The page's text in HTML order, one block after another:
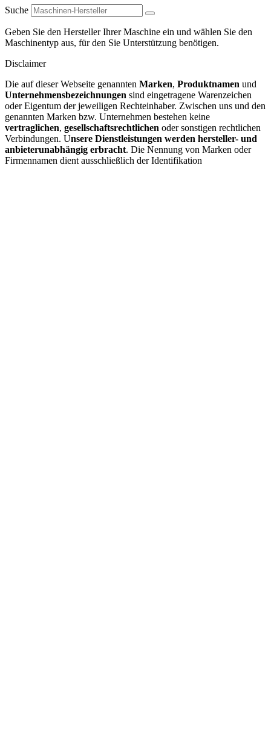
Suche
Geben Sie den Hersteller Ihrer Maschine ein und wählen Sie den
Maschinentyp aus, für den Sie Unterstützung benötigen.
Disclaimer
Die auf dieser Webseite genannten Marken, Produktnamen und
Unternehmensbezeichnungen sind eingetragene Warenzeichen
oder Eigentum der jeweiligen Rechteinhaber. Zwischen uns und den
genannten Marken bzw. Unternehmen bestehen keine
vertraglichen, gesellschaftsrechtlichen oder sonstigen rechtlichen
Verbindungen. Unsere Dienstleistungen werden hersteller- und
anbieterunabhängig erbracht. Die Nennung von Marken oder
Firmennamen dient ausschließlich der Identifikation